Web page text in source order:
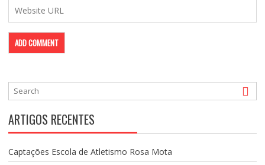
ARTIGOS RECENTES
Captações Escola de Atletismo Rosa Mota